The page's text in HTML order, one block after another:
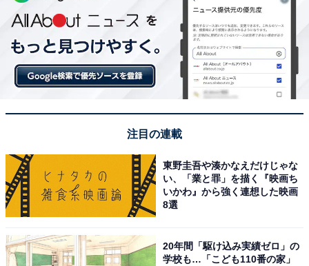
注目の連載
東野圭吾や湊かなえだけじゃな
い、「業と罪」を描く『映画ち
いかわ』から強く連想した映画
8選
20年間「駆け込み実績ゼロ」の
学校も…「こども110番の家」